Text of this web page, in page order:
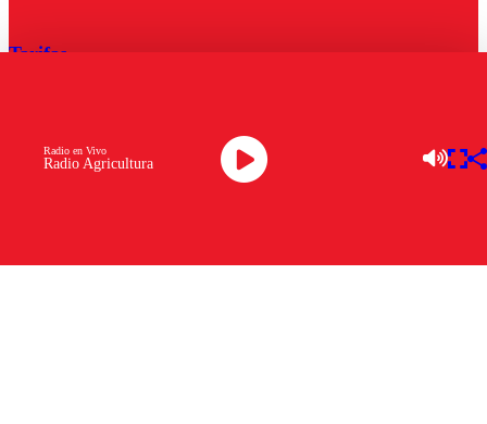
Radio Agricultura
Radio en Vivo
Tarifas
Descarga la APP